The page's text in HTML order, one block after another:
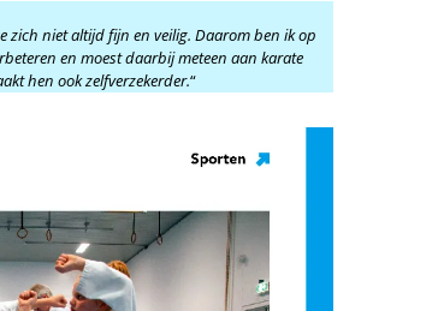
zich niet altijd fijn en veilig. Daarom ben ik op
en moest daarbij meteen aan karate
hen ook zelfverzekerder.“